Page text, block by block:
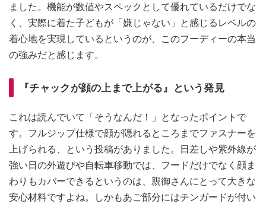
ました。機能が数値やスペックとして優れているだけでな
く、実際に着た子どもが「嫌じゃない」と感じるレベルの
着心地を実現しているというのが、このフーディーの本当
の強みだと感じます。
『チャックが顔の上まで上がる』という発見
これは読んでいて「そうなんだ！」となったポイントで
す。フルジップ仕様で顔が隠れるところまでファスナーを
上げられる、という投稿がありました。日差しや紫外線が
強い日の外遊びや自転車移動では、フードだけでなく顔ま
わりもカバーできるというのは、親御さんにとって大きな
安心材料ですよね。しかもあご部分にはチンガードが付い